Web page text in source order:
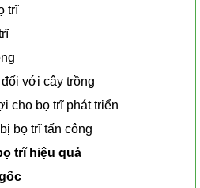
trĩ
với cây trồng
cho bọ trĩ phát triển
bọ trĩ tấn công
trĩ hiệu quả